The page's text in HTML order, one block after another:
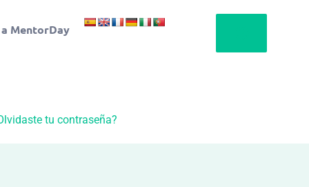
MentorDay
tu contraseña?